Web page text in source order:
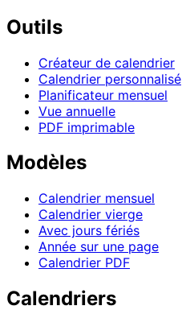
Outils
Créateur de calendrier
Calendrier personnalisé
Planificateur mensuel
Vue annuelle
PDF imprimable
Modèles
Calendrier mensuel
Calendrier vierge
Avec jours fériés
Année sur une page
Calendrier PDF
Calendriers